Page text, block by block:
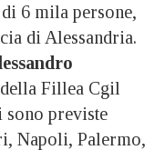
6 mila persone,
di Alessandria.
Fillea Cgil
sono previste
Napoli, Palermo,